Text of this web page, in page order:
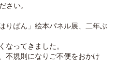
さい。
りばん」絵本パネル展、二年ぶ
なってきました。
不規則になりご不便をおかけ